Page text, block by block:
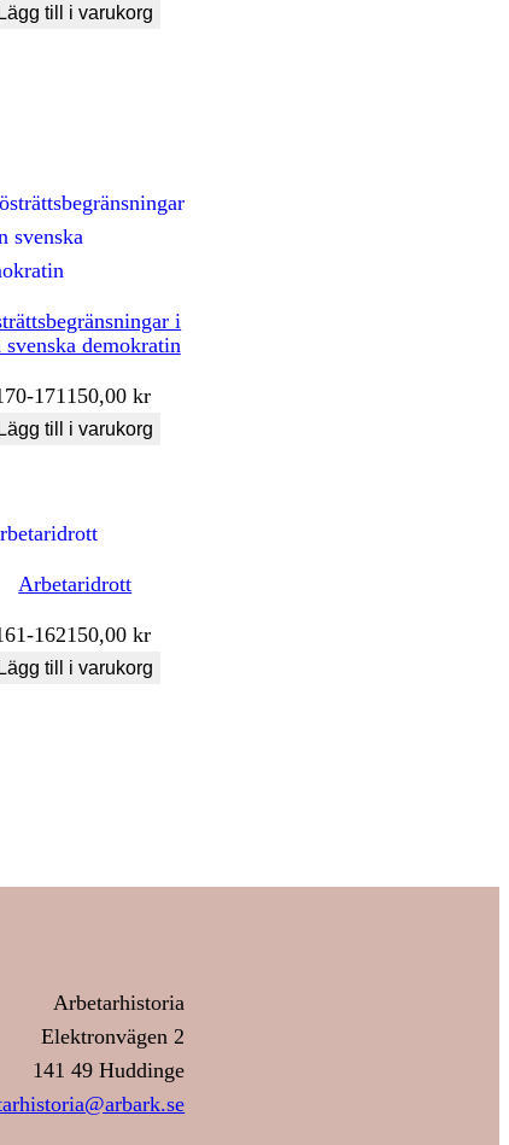
Lägg till i varukorg
i
svenska demokratin
171150,00kr
Lägg till i varukorg
Arbetaridrott
162150,00kr
Lägg till i varukorg
Arbetarhistoria
Elektronvägen 2
141 49 Huddinge